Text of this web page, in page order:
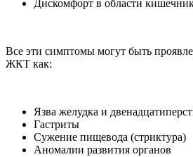
Дискомфорт в области
Все эти симптомы могут быть
ЖКТ как:
Язва желудка и
Гастриты
Сужение пищевода (стриктура)
Аномалии развития органов